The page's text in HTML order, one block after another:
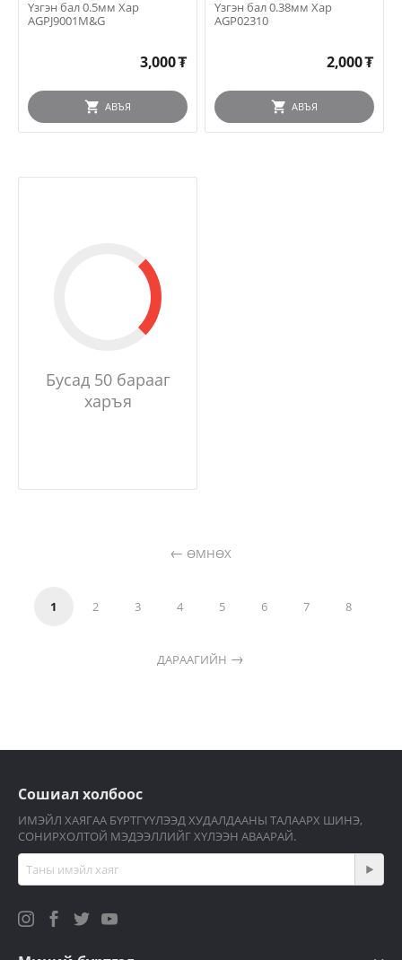
Үзгэн бал 0.5мм Хар
AGPJ9001M&G
3,000₮
АВЪЯ
Үзгэн бал 0.38мм Хар
AGP02310
2,000₮
АВЪЯ
Бусад 50 барааг
харъя
ӨМНӨХ
1 2 3 4 5 6 7 8
ДАРААГИЙН
Сошиал холбоос
ИМЭЙЛ ХАЯГАА БҮРТГҮҮЛЭЭД ХУДАЛДААНЫ ТАЛААРХ ШИНЭ,
СОНИРХОЛТОЙ МЭДЭЭЛЛИЙГ ХҮЛЭЭН АВААРАЙ.